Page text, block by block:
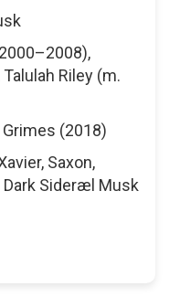
Riley (m.
(2018)
Saxon,
Dark Sideræl Musk